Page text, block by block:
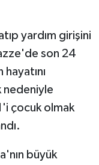
yardım girişini
son 24
nedeniyle
çocuk olmak
büyük